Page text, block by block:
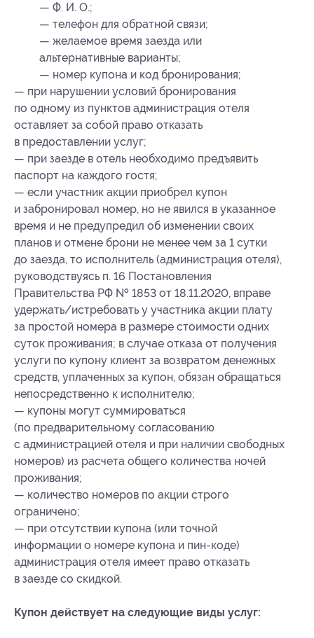
— Ф. И. О.;
— телефон для обратной связи;
— желаемое время заезда или
альтернативные варианты;
— номер купона и код бронирования;
— при нарушении условий бронирования
по одному из пунктов администрация отеля
оставляет за собой право отказать
в предоставлении услуг;
— при заезде в отель необходимо предъявить
паспорт на каждого гостя;
— если участник акции приобрел купон
и забронировал номер, но не явился в указанное
время и не предупредил об изменении своих
планов и отмене брони не менее чем за 1 сутки
до заезда, то исполнитель (администрация отеля),
руководствуясь п. 16 Постановления
Правительства РФ № 1853 от 18.11.2020, вправе
удержать/истребовать у участника акции плату
за простой номера в размере стоимости одних
суток проживания; в случае отказа от получения
услуги по купону клиент за возвратом денежных
средств, уплаченных за купон, обязан обращаться
непосредственно к исполнителю;
— купоны могут суммироваться
(по предварительному согласованию
с администрацией отеля и при наличии свободных
номеров) из расчета общего количества ночей
проживания;
— количество номеров по акции строго
ограничено;
— при отсутствии купона (или точной
информации о номере купона и пин-коде)
администрация отеля имеет право отказать
в заезде со скидкой.
Купон действует на следующие виды услуг: